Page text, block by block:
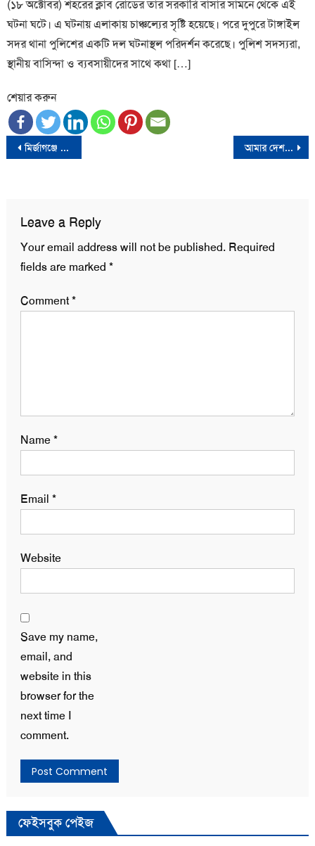
(১৮ অক্টোবর) শহরের ক্লাব রোডের তার সরকারি বাসার সামনে থেকে এই
ঘটনা ঘটে। এ ঘটনায় এলাকায় চাঞ্চল্যের সৃষ্টি হয়েছে। পরে দুপুরে টাঙ্গাইল
সদর থানা পুলিশের একটি দল ঘটনাস্থল পরিদর্শন করেছে। পুলিশ সদস্যরা,
স্থানীয় বাসিন্দা ও ব্যবসায়ীদের সাথে কথা […]
শেয়ার করুন
Post
মির্জাগঞ্জে খাদ্যবান্ধব কর্মসূচীর চাল বিতরণে অনিয়ম; ডিলারশিপ বাতিল আমার দেশ পত্রিকার সম্পাদকের বিরুদ্ধে মামলার প্রতিবাদে মির্জাগঞ্জে মানববন্ধন
Leave a Reply
Your email address will not be published. Required
fields are marked *
Comment*
Name*
Email *
Website
Save my name,
email, and
website in this
browser for the
next time I
comment.
ফেইসবুক পেইজ